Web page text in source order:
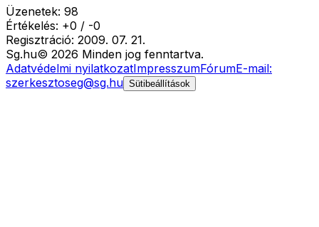
Üzenetek: 98
Értékelés: +0 / -0
Regisztráció: 2009. 07. 21.
Sg.hu© 2026 Minden jog fenntartva.
Adatvédelmi nyilatkozatImpresszumFórumE-mail:
szerkesztoseg@sg.hu Sütibeállítások